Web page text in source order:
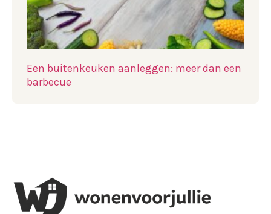
Een buitenkeuken aanleggen: meer dan een
barbecue